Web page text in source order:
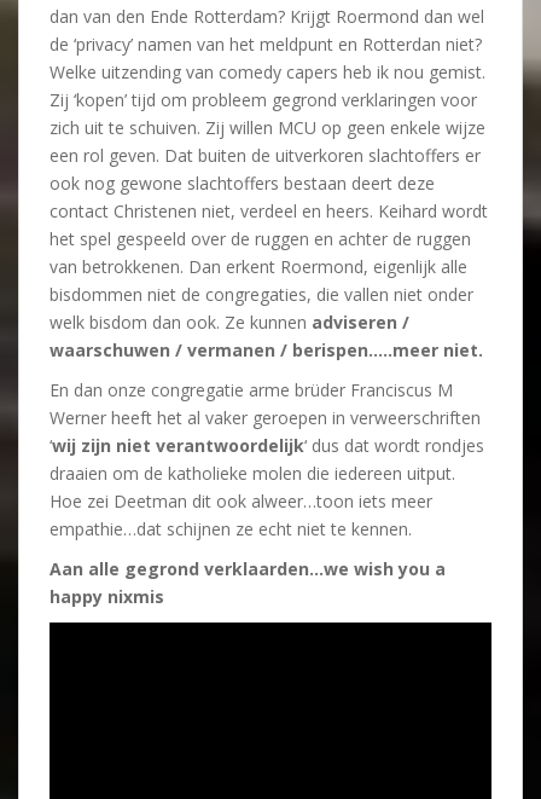
dan van den Ende Rotterdam? Krijgt Roermond dan wel
de ‘privacy’ namen van het meldpunt en Rotterdan niet?
Welke uitzending van comedy capers heb ik nou gemist.
Zij ‘kopen’ tijd om probleem gegrond verklaringen voor
zich uit te schuiven. Zij willen MCU op geen enkele wijze
een rol geven. Dat buiten de uitverkoren slachtoffers er
ook nog gewone slachtoffers bestaan deert deze
contact Christenen niet, verdeel en heers. Keihard wordt
het spel gespeeld over de ruggen en achter de ruggen
van betrokkenen. Dan erkent Roermond, eigenlijk alle
bisdommen niet de congregaties, die vallen niet onder
welk bisdom dan ook. Ze kunnen adviseren /
waarschuwen / vermanen / berispen…..meer niet.
En dan onze congregatie arme brüder Franciscus M
Werner heeft het al vaker geroepen in verweerschriften
‘wij zijn niet verantwoordelijk‘ dus dat wordt rondjes
draaien om de katholieke molen die iedereen uitput.
Hoe zei Deetman dit ook alweer…toon iets meer
empathie…dat schijnen ze echt niet te kennen.
Aan alle gegrond verklaarden…we wish you a
happy nixmis